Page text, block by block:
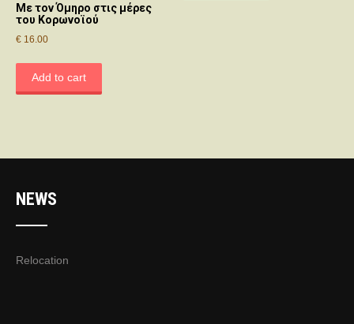
Με τον Όμηρο στις μέρες
του Κορωνοϊού
€ 16.00
Add to cart
NEWS
Relocation